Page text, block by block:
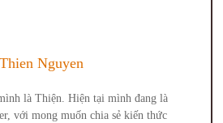
Thien Nguyen
là Thiện. Hiện tại mình đang là
với mong muốn chia sẻ kiến thức